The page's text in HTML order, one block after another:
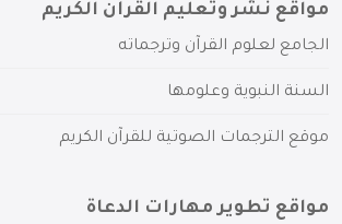
مواقع نشر وتعليم القرآن الكريم
الجامع لعلوم القرآن وترجماته
السنة النبوية وعلومها
موقع الترجمات الصوتية للقرآن الكريم
مواقع تطوير مهارات الدعاة